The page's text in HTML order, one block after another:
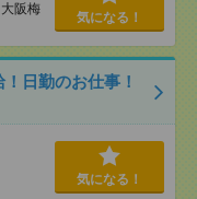
阪梅
気になる！
日勤のお仕事！
気になる！